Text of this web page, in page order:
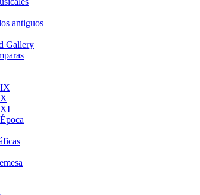
antiguos
Gallery